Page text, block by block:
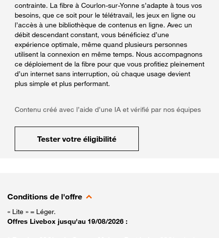
contrainte. La fibre à Courlon-sur-Yonne s’adapte à tous vos
besoins, que ce soit pour le télétravail, les jeux en ligne ou
l’accès à une bibliothèque de contenus en ligne. Avec un
débit descendant constant, vous bénéficiez d’une
expérience optimale, même quand plusieurs personnes
utilisent la connexion en même temps. Nous accompagnons
ce déploiement de la fibre pour que vous profitiez pleinement
d’un internet sans interruption, où chaque usage devient
plus simple et plus performant.
Contenu créé avec l’aide d’une IA et vérifié par nos équipes
Tester votre éligibilité
Conditions de l'offre
« Lite » = Léger.
Offres Livebox jusqu'au 19/08/2026 :